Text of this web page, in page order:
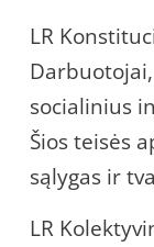
LR
socialinius
Šios teisės
sąlygas ir
LR